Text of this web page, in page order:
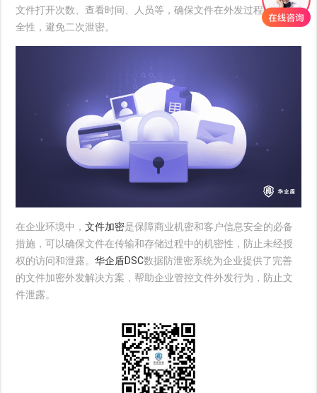
文件打开次数、查看时间、人员等，确保文件在外发过程中的安
全性，避免二次泄密。
在企业环境中，文件加密是保障商业机密和客户信息安全的必备
措施，可以确保文件在传输和存储过程中的机密性，防止未经授
权的访问和泄露。华企盾DSC数据防泄密系统为企业提供了完善
的文件加密外发解决方案，帮助企业管控文件外发行为，防止文
件泄露。